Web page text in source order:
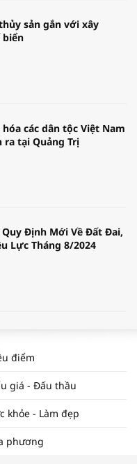
sản gắn với xây
các dân tộc Việt Nam
ra tại Quảng Trị
Định Mới Về Đất Đai,
Lực Tháng 8/2024
VÀ NĂM 2025 | NHỊP
#62
tiến thương mại: Khơi
điểm
giá - Đấu thầu
khỏe - Làm đẹp
phương